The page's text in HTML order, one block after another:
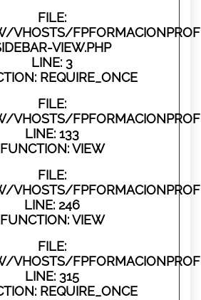
FILE:
VIEW.PHP
LINE: 3
REQUIRE_ONCE
FILE:
LINE: 133
FUNCTION: VIEW
FILE:
LINE: 246
FUNCTION: VIEW
FILE:
LINE: 315
REQUIRE_ONCE